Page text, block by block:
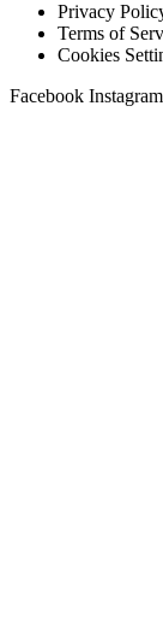
Privacy
Terms of
Cookies
Facebook Instagram